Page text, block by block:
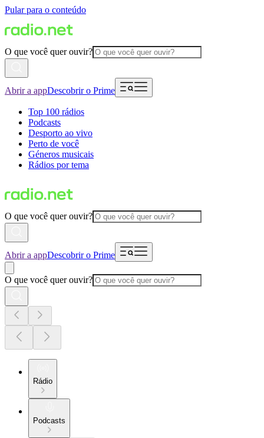
Pular para o conteúdo
O que você quer ouvir?
Abrir a appDescobrir o Prime
Top 100 rádios
Podcasts
Desporto ao vivo
Perto de você
Géneros musicais
Rádios por tema
O que você quer ouvir?
Abrir a appDescobrir o Prime
O que você quer ouvir?
Rádio
Podcasts